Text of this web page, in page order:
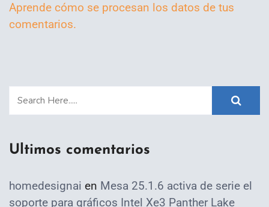
Aprende cómo se procesan los datos de tus
comentarios.
Ultimos comentarios
homedesignai en Mesa 25.1.6 activa de serie el
soporte para gráficos Intel Xe3 Panther Lake